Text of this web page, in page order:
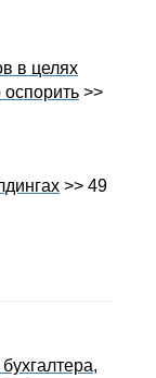
в целях
>>
>> 49